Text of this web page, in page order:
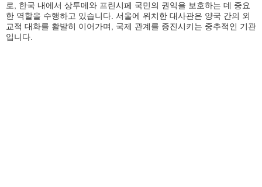
로, 한국 내에서 상투메와 프린시페 국민의 권익을 보호하는 데 중요
한 역할을 수행하고 있습니다. 서울에 위치한 대사관은 양국 간의 외
교적 대화를 활발히 이어가며, 국제 관계를 증진시키는 중추적인 기관
입니다.